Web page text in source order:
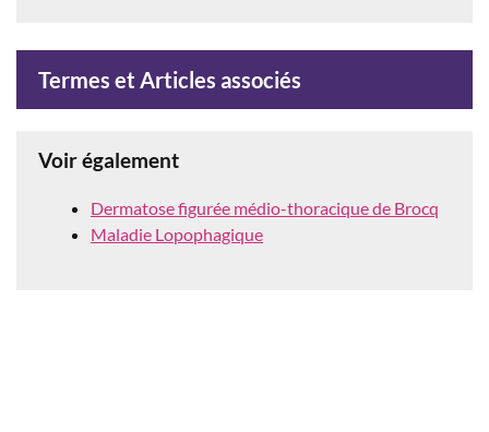
Termes et Articles associés
Voir également
Dermatose figurée médio-thoracique de Brocq
Maladie Lopophagique